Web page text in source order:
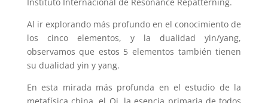
Instituto Internacional de Resonance Repatterning.
Al ir explorando más profundo en el conocimiento de
los cinco elementos, y la dualidad yin/yang,
observamos que estos 5 elementos también tienen
su dualidad yin y yang.
En esta mirada más profunda en el estudio de la